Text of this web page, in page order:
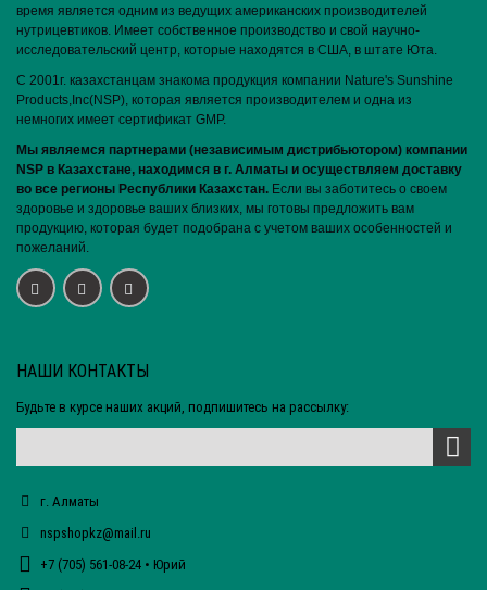
время является одним из ведущих американских производителей
нутрицевтиков. Имеет собственное производство и свой научно-
исследовательский центр, которые находятся в США, в штате Юта.
С 2001г. казахстанцам знакома продукция компании Nature's Sunshine
Products,Inc(NSP), которая является производителем и одна из
немногих имеет сертификат GMP.
Мы являемся партнерами (независимым дистрибьютором) компании
NSP в Казахстане, находимся в г. Алматы и осуществляем доставку
во все регионы Республики Казахстан. Если вы заботитесь о своем
здоровье и здоровье ваших близких, мы готовы предложить вам
продукцию, которая будет подобрана с учетом ваших особенностей и
пожеланий.
НАШИ КОНТАКТЫ
Будьте в курсе наших акций, подпишитесь на рассылку:
г. Алматы
nspshopkz@mail.ru
+7 (705) 561-08-24 • Юрий